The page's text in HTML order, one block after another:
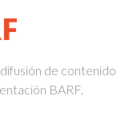
de contenido
BARF.